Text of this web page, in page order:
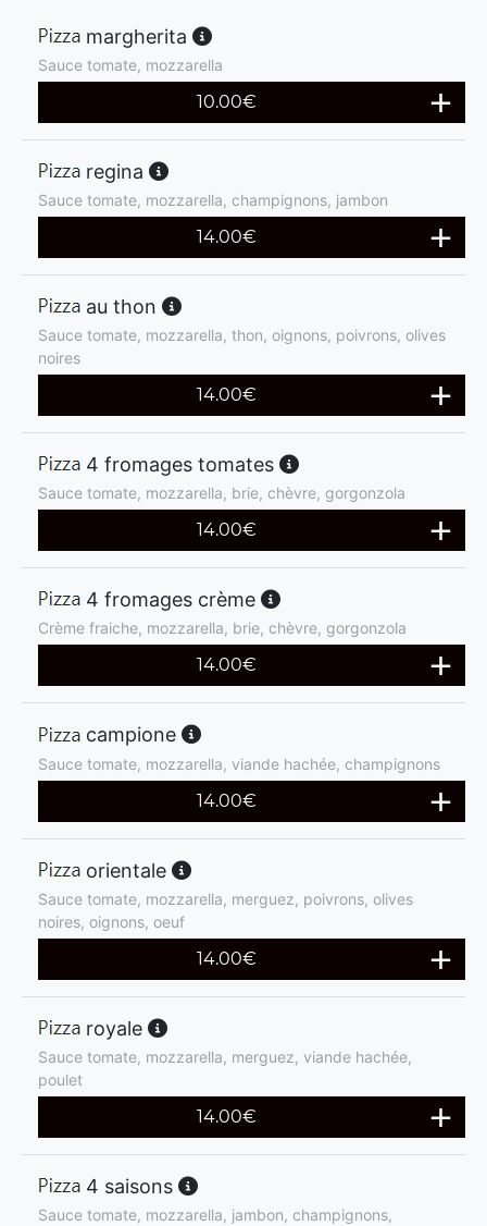
margherita
Sauce tomate, mozzarella
10.00€
regina
Sauce tomate, mozzarella, champignons, jambon
14.00€
au thon
Sauce tomate, mozzarella, thon, oignons, poivrons, olives
noires
14.00€
4 fromages tomates
Sauce tomate, mozzarella, brie, chèvre, gorgonzola
14.00€
4 fromages crème
Crème fraiche, mozzarella, brie, chèvre, gorgonzola
14.00€
campione
Sauce tomate, mozzarella, viande hachée, champignons
14.00€
orientale
Sauce tomate, mozzarella, merguez, poivrons, olives
noires, oignons, oeuf
14.00€
royale
Sauce tomate, mozzarella, merguez, viande hachée,
poulet
14.00€
4 saisons
Sauce tomate, mozzarella, jambon, champignons,